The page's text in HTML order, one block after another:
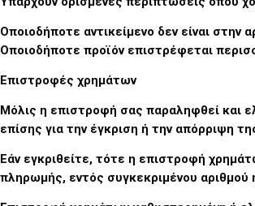
Οποιοδήποτε αντικείμενο δεν είναι
Οποιοδήποτε προϊόν επιστρέφεται
Επιστροφές χρημάτων
Μόλις η επιστροφή σας παραληφθεί και
επίσης για την έγκριση ή την απόρριψη
Εάν εγκριθείτε, τότε η επιστροφή
πληρωμής, εντός συγκεκριμένου αριθμού